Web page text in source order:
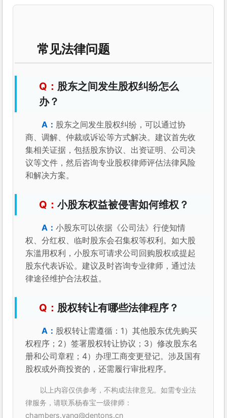
常见法律问题
股东之间发生股权纠纷怎么
办？
股东之间发生股权纠纷，可以通过协
商、调解、仲裁或诉讼等方式解决。建议首先收
集相关证据，包括股东协议、出资证明、公司决
议等文件，然后咨询专业股权律师评估法律风险
和解决方案。
小股东权益被侵害如何维权？
小股东可以依据《公司法》行使知情
权、分红权、临时股东会召集权等权利。如大股
东滥用权利，小股东可请求公司回购股权或提起
股东代表诉讼。建议及时咨询专业律师，通过法
律途径维护合法权益。
股权转让有哪些法律程序？
股权转让需遵循：1）其他股东优先购买
权程序；2）签署股权转让协议；3）修改股东名
册和公司章程；4）办理工商变更登记。涉及国有
股权或外商投资的，还需履行审批程序。
以上内容仅供参考，不构成法律意见。如需专业法
律服务，请联系杨春宝一级律师：
chambers.yang@dentons.cn